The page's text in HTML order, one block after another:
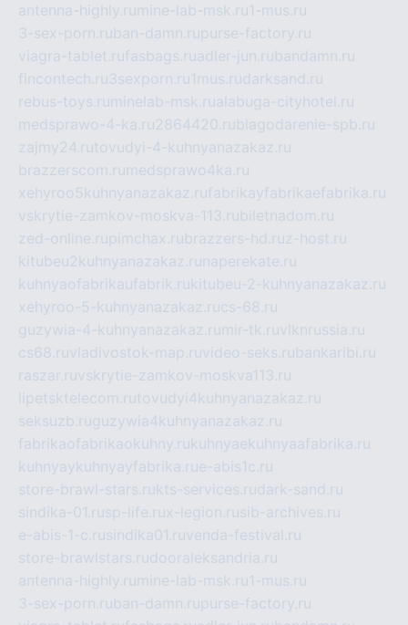
antenna-highly.ru mine-lab-msk.ru1-mus.ru
3-sex-porn.ruban-damn.rupurse-factory.ru
viagra-tablet.rufasbags.ruadler-jun.rubandamn.ru
fincontech.ru3sexporn.ru1mus.rudarksand.ru
rebus-toys.ru minelab-msk.rualabuga-cityhotel.ru
medsprawo-4-ka.ru2864420.rublagodarenie-spb.ru
zajmy24.rutovudyi-4-kuhnyanazakaz.ru
brazzerscom.ru medsprawo4ka.ru
xehyroo5kuhnyanazakaz.rufabrikayfabrikaefabrika.ru
vskrytie-zamkov-moskva-113.rubiletnadom.ru
zed-online.rupimchax.rubrazzers-hd.ruz-host.ru
kitubeu2kuhnyanazakaz.ru naperekate.ru
kuhnyaofabrikaufabrik.rukitubeu-2-kuhnyanazakaz.ru
xehyroo-5-kuhnyanazakaz.rucs-68.ru
guzywia-4-kuhnyanazakaz.ru mir-tk.ruvlknrussia.ru
cs68.ruvladivostok-map.ruvideo-seks.rubankaribi.ru
raszar.ruvskrytie-zamkov-moskva113.ru
lipetsktelecom.rutovudyi4kuhnyanazakaz.ru
seksuzb.ruguzywia4kuhnyanazakaz.ru
fabrikaofabrikaokuhny.rukuhnyaekuhnyaafabrika.ru
kuhnyaykuhnyayfabrika.rue-abis1c.ru
store-brawl-stars.rukts-services.rudark-sand.ru
sindika-01.rusp-life.rux-legion.rusib-archives.ru
e-abis-1-c.rusindika01.ruvenda-festival.ru
store-brawlstars.rudooraleksandria.ru
antenna-highly.ru mine-lab-msk.ru1-mus.ru
3-sex-porn.ruban-damn.rupurse-factory.ru